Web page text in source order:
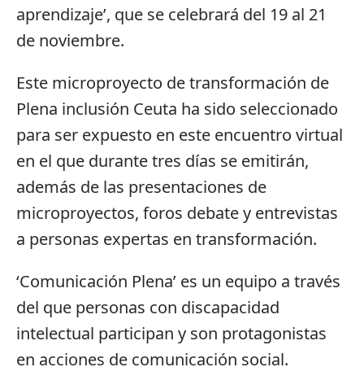
aprendizaje’, que se celebrará del 19 al 21
de noviembre.
Este microproyecto de transformación de
Plena inclusión Ceuta ha sido seleccionado
para ser expuesto en este encuentro virtual
en el que durante tres días se emitirán,
además de las presentaciones de
microproyectos, foros debate y entrevistas
a personas expertas en transformación.
‘Comunicación Plena’ es un equipo a través
del que personas con discapacidad
intelectual participan y son protagonistas
en acciones de comunicación social.